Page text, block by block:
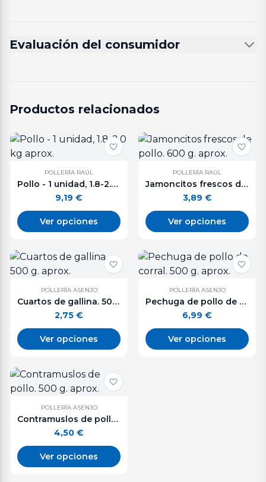
Evaluación del consumidor
Productos relacionados
POLLERÍA RAÚL
Pollo - 1 unidad, 1.8-2.0 kg aprox.
9,19 €
Ver opciones
POLLERÍA RAÚL
Jamoncitos frescos de pollo. 600 g. aprox.
3,89 €
Ver opciones
POLLERÍA ASENJO
Cuartos de gallina. 500 g. aprox.
2,75 €
Ver opciones
POLLERÍA ASENJO
Pechuga de pollo de corral. 500 g. aprox.
6,99 €
Ver opciones
POLLERÍA ASENJO
Contramuslos de pollo. 500 g. aprox.
4,50 €
Ver opciones